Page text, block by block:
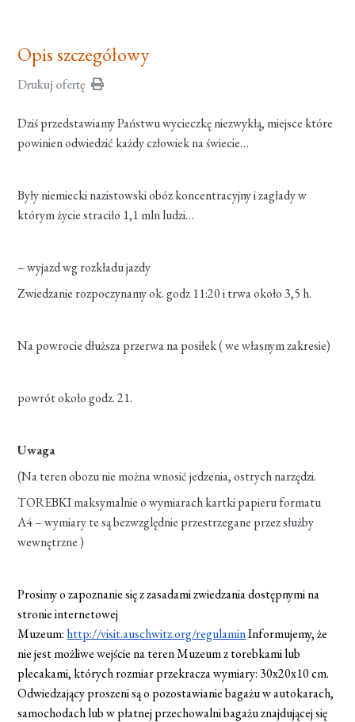
Opis szczegółowy
Drukuj ofertę
Dziś przedstawiamy Państwu wycieczkę niezwykłą, miejsce które
powinien odwiedzić każdy człowiek na świecie…
Były niemiecki nazistowski obóz koncentracyjny i zagłady w
którym życie straciło 1,1 mln ludzi…
– wyjazd wg rozkładu jazdy
Zwiedzanie rozpoczynamy ok. godz 11:20 i trwa około 3,5 h.
Na powrocie dłuższa przerwa na posiłek ( we własnym zakresie)
powrót około godz. 21.
Uwaga
(Na teren obozu nie można wnosić jedzenia, ostrych narzędzi.
TOREBKI maksymalnie o wymiarach kartki papieru formatu
A4 – wymiary te są bezwzględnie przestrzegane przez służby
wewnętrzne )
Prosimy o zapoznanie się z zasadami zwiedzania dostępnymi na
stronie internetowej
Muzeum: http://visit.auschwitz.org/regulaminInformujemy, że
nie jest możliwe wejście na teren Muzeum z torebkami lub
plecakami, których rozmiar przekracza wymiary: 30x20x10 cm.
Odwiedzający proszeni są o pozostawianie bagażu w autokarach,
samochodach lub w płatnej przechowalni bagażu znajdującej się